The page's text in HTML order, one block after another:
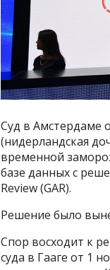
Суд в Амстердаме
(нидерландская
временной
базе данных с
Review (GAR).
Решение было
Спор восходит к
суда в Гааге от 1